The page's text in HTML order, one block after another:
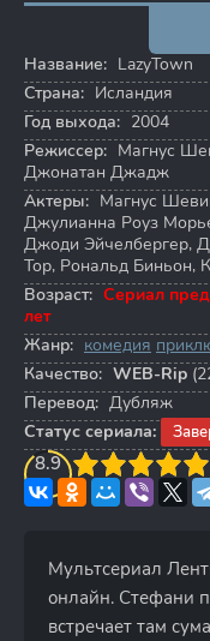
Название: LazyTown
Страна: Исландия
Год выхода: 2004
Режиссер: Магнус
Джонатан Джадж
Актеры: Магнус
Джулианна Роуз
Джоди Эйчелбергер,
Тор, Рональд Биньон,
Возраст: Сериал
лет
Жанр: комедия
Качество: WEB-Rip
Перевод: Дубляж
Статус сериала:
8.9
4 5 6 7 8 9
Мультсериал
онлайн. Стефани
встречает там